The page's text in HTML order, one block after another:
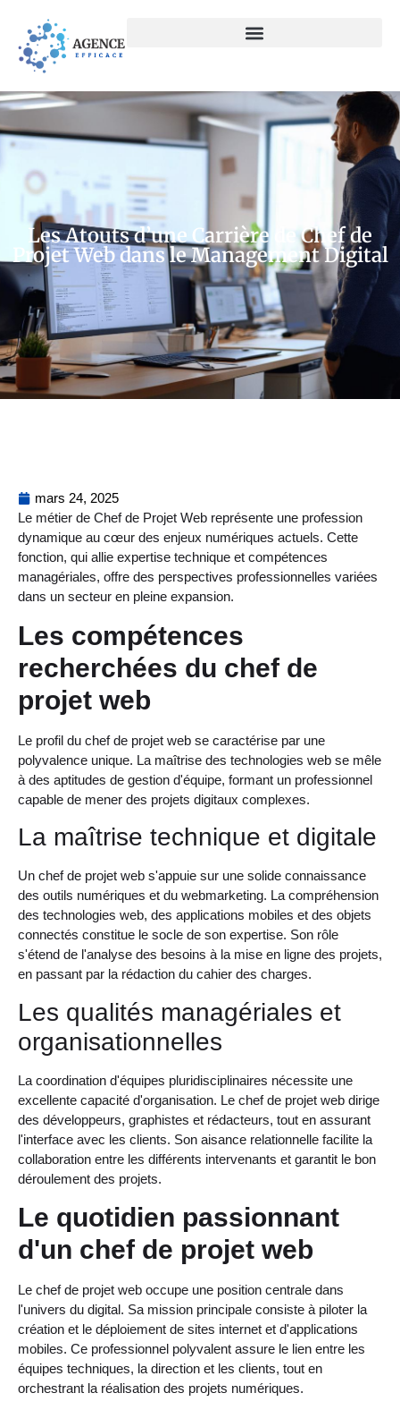
Les Atouts d’une Carrière de Chef de
Projet Web dans le Management Digital
mars 24, 2025
Le métier de Chef de Projet Web représente une profession
dynamique au cœur des enjeux numériques actuels. Cette
fonction, qui allie expertise technique et compétences
managériales, offre des perspectives professionnelles variées
dans un secteur en pleine expansion.
Les compétences
recherchées du chef de
projet web
Le profil du chef de projet web se caractérise par une
polyvalence unique. La maîtrise des technologies web se mêle
à des aptitudes de gestion d'équipe, formant un professionnel
capable de mener des projets digitaux complexes.
La maîtrise technique et digitale
Un chef de projet web s'appuie sur une solide connaissance
des outils numériques et du webmarketing. La compréhension
des technologies web, des applications mobiles et des objets
connectés constitue le socle de son expertise. Son rôle
s'étend de l'analyse des besoins à la mise en ligne des projets,
en passant par la rédaction du cahier des charges.
Les qualités managériales et
organisationnelles
La coordination d'équipes pluridisciplinaires nécessite une
excellente capacité d'organisation. Le chef de projet web dirige
des développeurs, graphistes et rédacteurs, tout en assurant
l'interface avec les clients. Son aisance relationnelle facilite la
collaboration entre les différents intervenants et garantit le bon
déroulement des projets.
Le quotidien passionnant
d'un chef de projet web
Le chef de projet web occupe une position centrale dans
l'univers du digital. Sa mission principale consiste à piloter la
création et le déploiement de sites internet et d'applications
mobiles. Ce professionnel polyvalent assure le lien entre les
équipes techniques, la direction et les clients, tout en
orchestrant la réalisation des projets numériques.